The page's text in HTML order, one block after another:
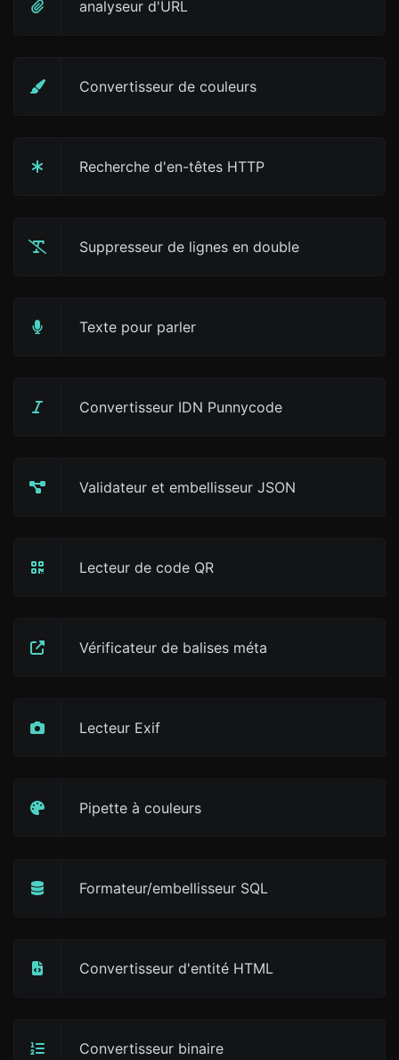
analyseur d'URL
Convertisseur de couleurs
Recherche d'en-têtes HTTP
Suppresseur de lignes en double
Texte pour parler
Convertisseur IDN Punnycode
Validateur et embellisseur JSON
Lecteur de code QR
Vérificateur de balises méta
Lecteur Exif
Pipette à couleurs
Formateur/embellisseur SQL
Convertisseur d'entité HTML
Convertisseur binaire